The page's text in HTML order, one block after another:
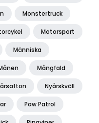
Monstertruck
Motorsport
Människa
Mångfald
Nyårskväll
Paw Patrol